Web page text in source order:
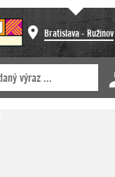
Bratislava - Ružinov